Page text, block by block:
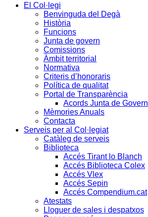
El Col·legi
Benvinguda del Degà
Història
Funcions
Junta de govern
Comissions
Àmbit territorial
Normativa
Criteris d’honoraris
Política de qualitat
Portal de Transparència
Acords Junta de Govern
Mèmories Anuals
Contacta
Serveis per al Col·legiat
Catàleg de serveis
Biblioteca
Accés Tirant lo Blanch
Accés Biblioteca Colex
Accés Vlex
Accés Sepin
Accés Compendium.cat
Atestats
Lloguer de sales i despatxos